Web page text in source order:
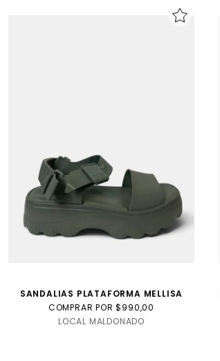
SANDALIAS PLATAFORMA MELLISA
COMPRAR POR $990,00
LOCAL MALDONADO